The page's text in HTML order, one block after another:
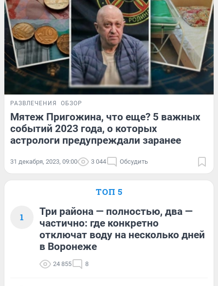
РАЗВЛЕЧЕНИЯ ОБЗОР
Мятеж Пригожина, что еще? 5 важных
событий 2023 года, о которых
астрологи предупреждали заранее
31 декабря, 2023, 09:00 3 044 Обсудить
ТОП 5
1
Три района — полностью, два —
частично: где конкретно
отключат воду на несколько дней
в Воронеже
24 855 8